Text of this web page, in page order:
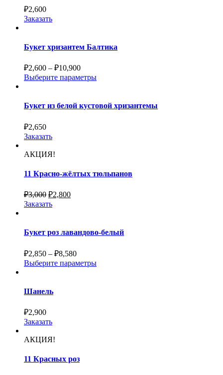
₽2,600
Заказать
Букет хризантем Балтика
₽2,600 – ₽10,900
Выберите параметры
Букет из белой кустовой хризантемы
₽2,650
Заказать
АКЦИЯ!
11 Красно-жёлтых тюльпанов
₽3,000 ₽2,800
Заказать
Букет роз лавандово-белый
₽2,850 – ₽8,580
Выберите параметры
Шанель
₽2,900
Заказать
АКЦИЯ!
11 Красных роз